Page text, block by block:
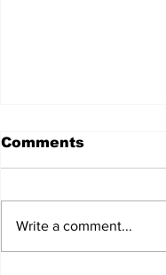
Comments
Write a comment...